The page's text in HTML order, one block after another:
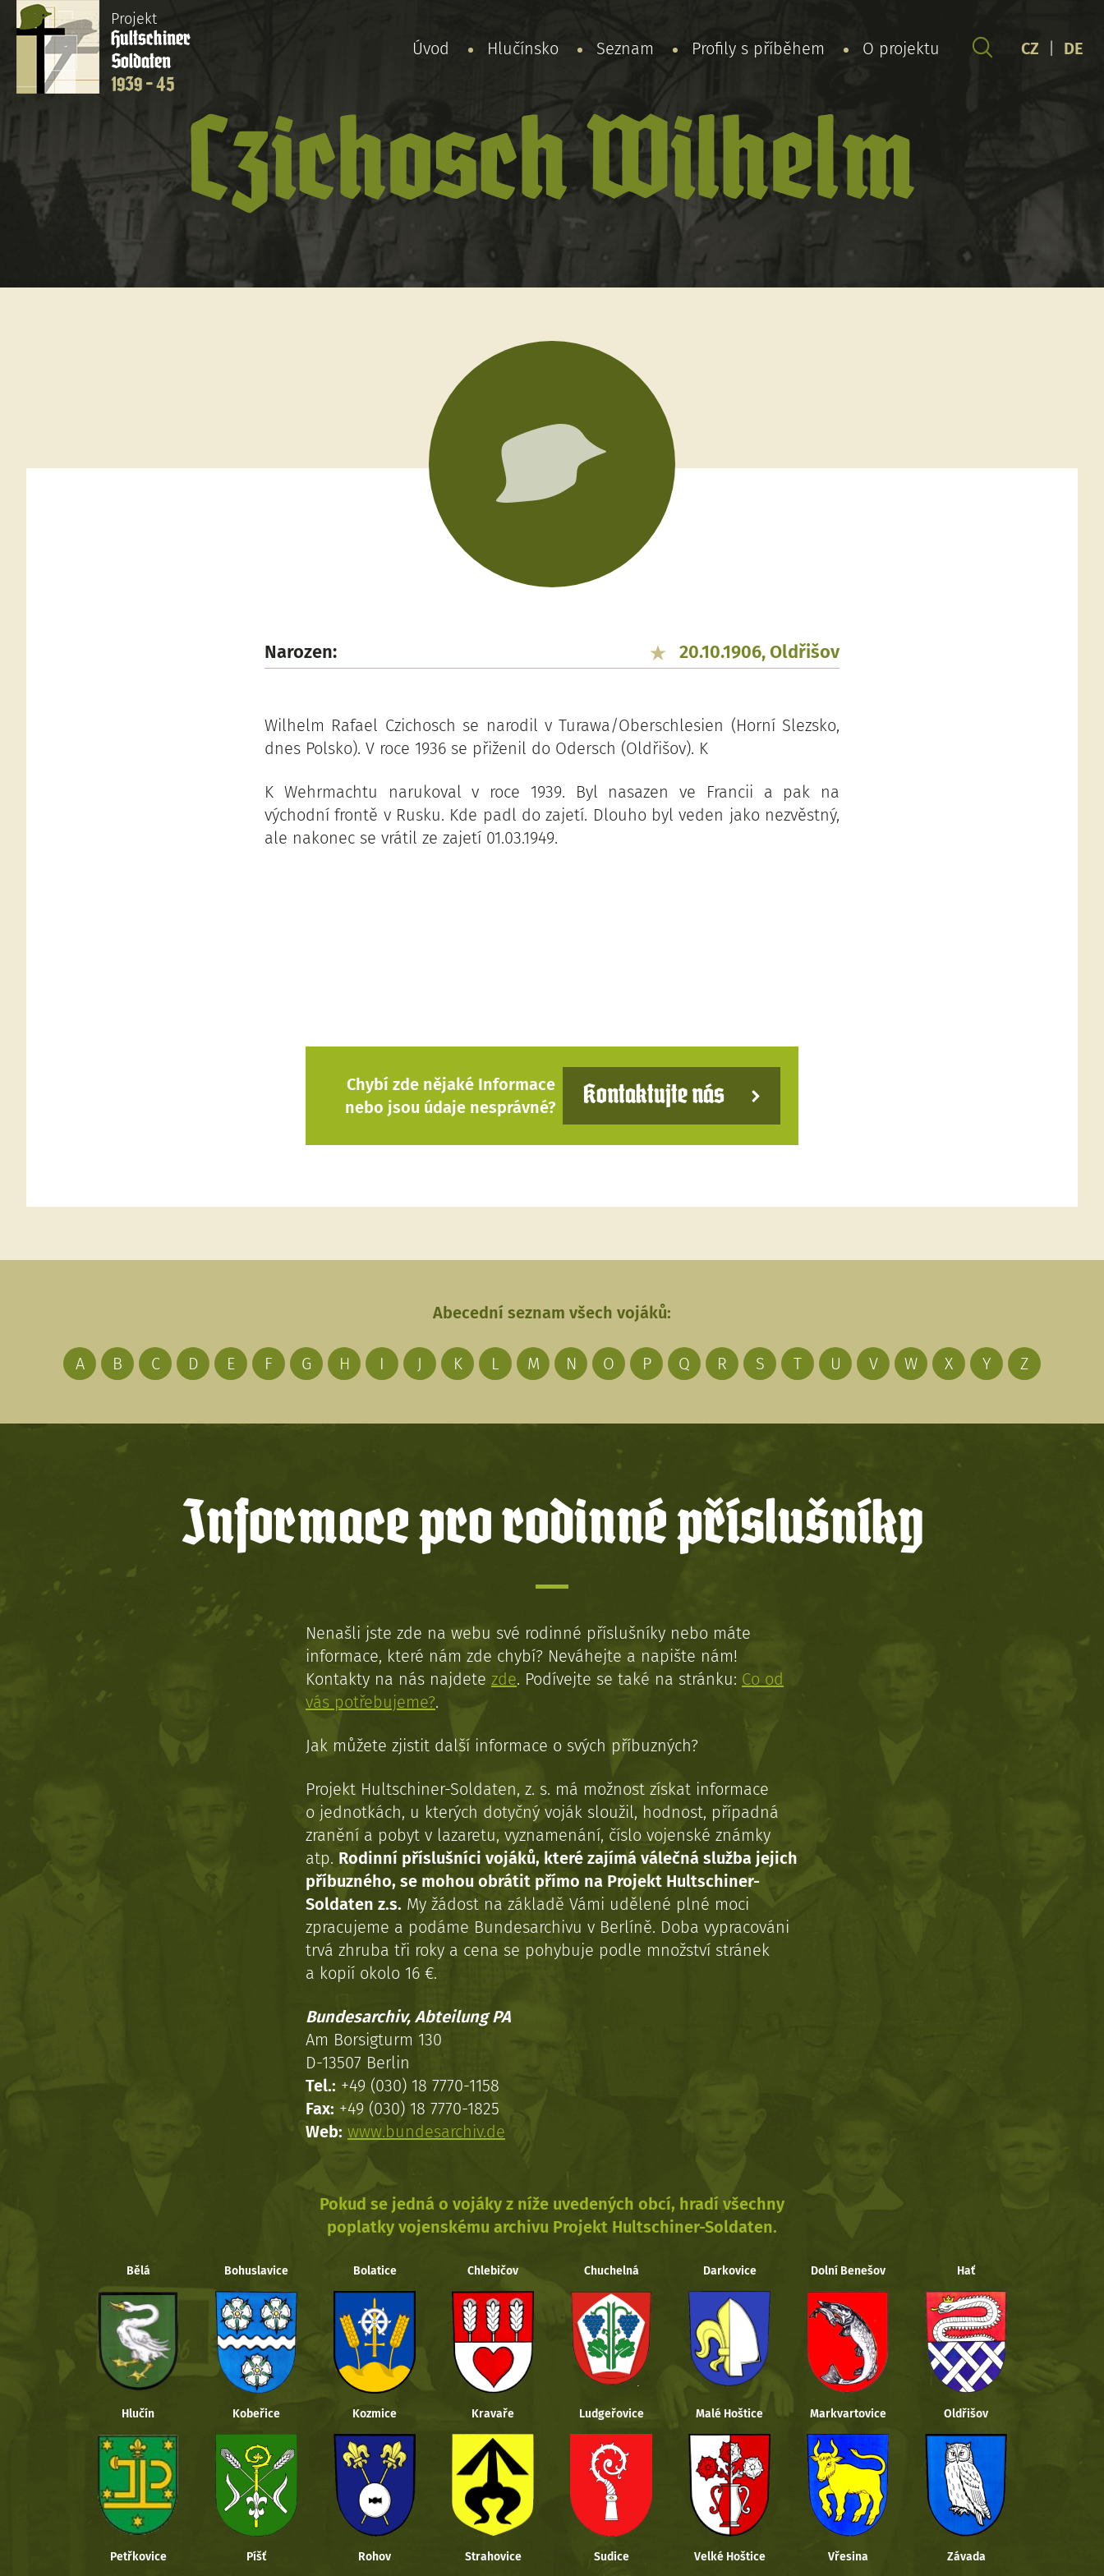
Projekt
Hultschiner
Soldaten
1939 - 45
Úvod Hlučínsko Seznam Profily s příběhem O projektu CZ DE
Czichosch Wilhelm
Narozen: 20.10.1906, Oldřišov
Wilhelm Rafael Czichosch se narodil v Turawa/Oberschlesien (Horní Slezsko,
dnes Polsko). V roce 1936 se přiženil do Odersch (Oldřišov). K
K Wehrmachtu narukoval v roce 1939. Byl nasazen ve Francii a pak na
východní frontě v Rusku. Kde padl do zajetí. Dlouho byl veden jako nezvěstný,
ale nakonec se vrátil ze zajetí 01.03.1949.
Chybí zde nějaké Informace
nebo jsou údaje nesprávné?
Kontaktujte nás
Abecední seznam všech vojáků:
A B C D E F G H I J K L M N O P Q R S T U V W X Y Z
Informace pro rodinné příslušníky
Nenašli jste zde na webu své rodinné příslušníky nebo máte
informace, které nám zde chybí? Neváhejte a napište nám!
Kontakty na nás najdete zde. Podívejte se také na stránku: Co od
vás potřebujeme?.
Jak můžete zjistit další informace o svých příbuzných?
Projekt Hultschiner-Soldaten, z. s. má možnost získat informace
o jednotkách, u kterých dotyčný voják sloužil, hodnost, případná
zranění a pobyt v lazaretu, vyznamenání, číslo vojenské známky
atp. Rodinní příslušníci vojáků, které zajímá válečná služba jejich
příbuzného, se mohou obrátit přímo na Projekt Hultschiner-
Soldaten z.s. My žádost na základě Vámi udělené plné moci
zpracujeme a podáme Bundesarchivu v Berlíně. Doba vypracováni
trvá zhruba tři roky a cena se pohybuje podle množství stránek
a kopií okolo 16 €.
Bundesarchiv, Abteilung PA
Am Borsigturm 130
D-13507 Berlin
Tel.: +49 (030) 18 7770-1158
Fax: +49 (030) 18 7770-1825
Web: www.bundesarchiv.de
Pokud se jedná o vojáky z níže uvedených obcí, hradí všechny
poplatky vojenskému archivu Projekt Hultschiner-Soldaten.
Bělá Bohuslavice Bolatice Chlebičov Chuchelná Darkovice Dolní Benešov Hať
Hlučín Kobeřice Kozmice Kravaře Ludgeřovice Malé Hoštice Markvartovice Oldřišov
Petřkovice Píšť Rohov Strahovice Sudice Velké Hoštice Vřesina Závada